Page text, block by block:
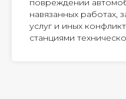
повреждении
навязанных работах,
услуг и иных
станциями